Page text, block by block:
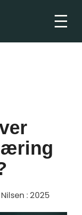
: 2025